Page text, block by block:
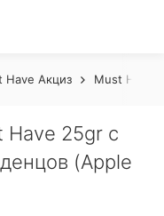
Have Акциз Must Have
Have 25gr с
(Apple